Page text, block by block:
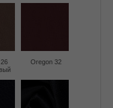
Oregon 32